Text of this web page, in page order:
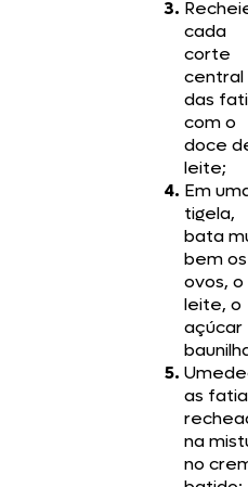
cada
corte
central
das
com o
doce
leite;
Em
tigela,
bata
bem os
ovos, o
leite, o
açúcar
as
na
no